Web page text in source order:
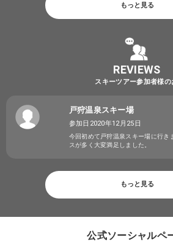
もっと見る
REVIEWS
スキーツアー参加者様の
戸狩温泉スキー場
参加日2020年12月25日
今回初めて戸狩温泉スキー場に行き
スが多く大変満足しました。
もっと見る
公式ソーシャルペ